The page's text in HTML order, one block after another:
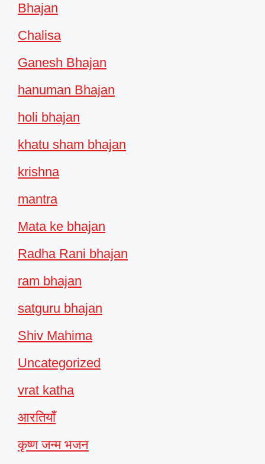
Bhajan
Chalisa
Ganesh Bhajan
hanuman Bhajan
holi bhajan
khatu sham bhajan
krishna
mantra
Mata ke bhajan
Radha Rani bhajan
ram bhajan
satguru bhajan
Shiv Mahima
Uncategorized
vrat katha
आरतियाँ
कृष्ण जन्म भजन